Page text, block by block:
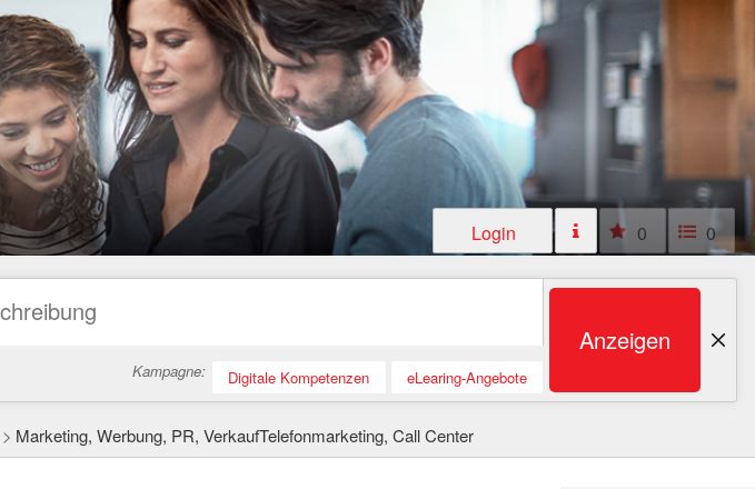
Login 0 0
Kampagne: Digitale Kompetenzen eLearing-Angebote
Anzeigen
Marketing, Werbung, PR, VerkaufTelefonmarketing, Call Center